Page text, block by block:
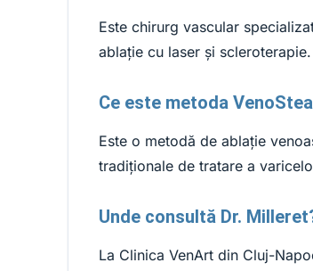
Este chirurg vascular
ablație cu laser și scleroterapie.
Ce este metoda
Este o metodă de ablație
tradiționale de tratare a
Unde consultă Dr.
La Clinica VenArt din Cluj-